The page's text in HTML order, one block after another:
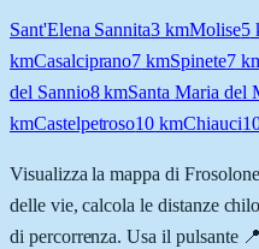
Sant'Elena Sannita3 kmMolise5
kmCasalciprano7 kmSpinete7
del Sannio8kmSanta Maria del
kmCastelpetroso10 kmChiauci
Visualizza la mappa di Frosolone
delle vie, calcola le distanze
di percorrenza. Usa il pulsante